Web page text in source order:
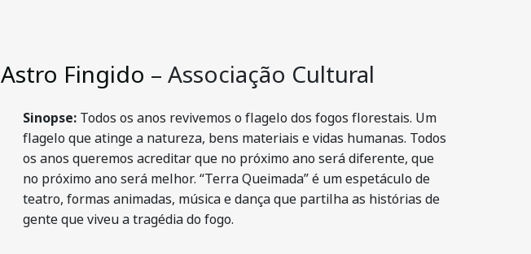
Astro Fingido – Associação Cultural
Sinopse: Todos os anos revivemos o flagelo dos fogos florestais. Um
flagelo que atinge a natureza, bens materiais e vidas humanas. Todos
os anos queremos acreditar que no próximo ano será diferente, que
no próximo ano será melhor. “Terra Queimada” é um espetáculo de
teatro, formas animadas, música e dança que partilha as histórias de
gente que viveu a tragédia do fogo.